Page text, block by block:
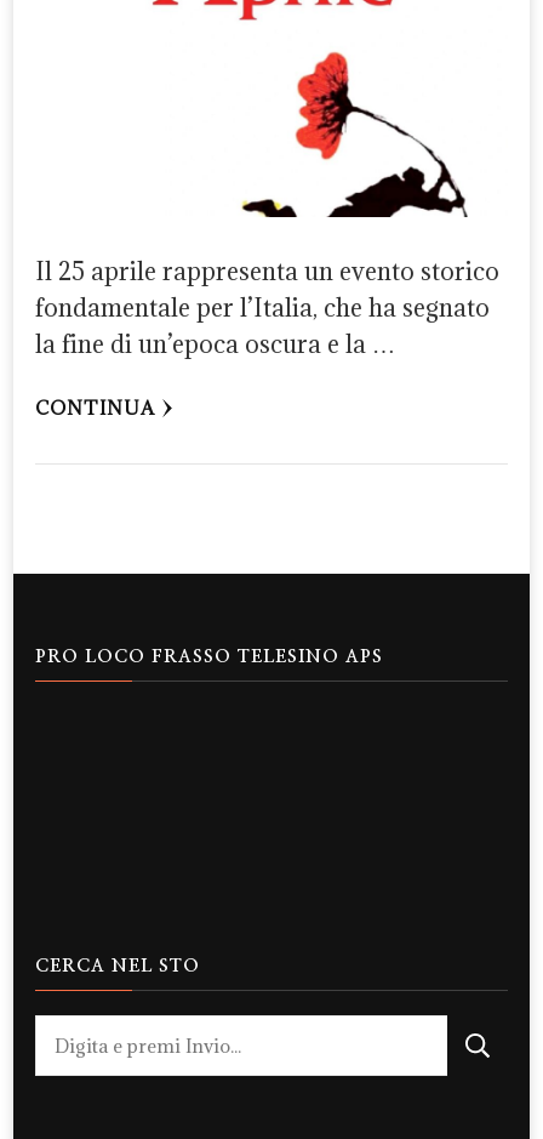
Il 25 aprile rappresenta un evento storico
fondamentale per l’Italia, che ha segnato
la fine di un’epoca oscura e la …
CONTINUA
PRO LOCO FRASSO TELESINO APS
CERCA NEL STO
Cerchi
qualcosa?